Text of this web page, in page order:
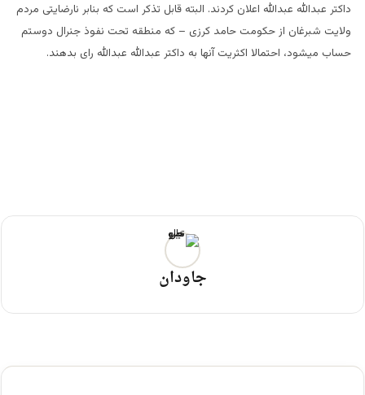
داکتر عبدالله عبدالله اعلان کردند. البته قابل تذکر است که بنابر نارضایتی مردم
ولایت شبرغان از حکومت حامد کرزی – که منطقه تحت نفوذ جنرال دوستم
حساب میشود، احتمالا اکثریت آنها به داکتر عبدالله عبدالله رای بدهند.
جاودان